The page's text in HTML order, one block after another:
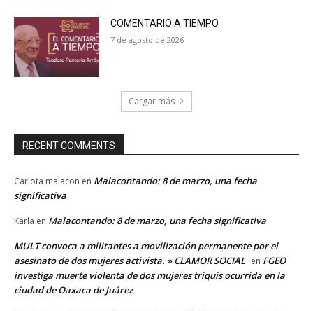
COMENTARIO A TIEMPO
7 de agosto de 2026
Cargar más
RECENT COMMENTS
Carlota malacon en Malacontando: 8 de marzo, una fecha
significativa
Karla en Malacontando: 8 de marzo, una fecha significativa
MULT convoca a militantes a movilización permanente por el
asesinato de dos mujeres activista. » CLAMOR SOCIAL en FGEO
investiga muerte violenta de dos mujeres triquis ocurrida en la
ciudad de Oaxaca de Juárez